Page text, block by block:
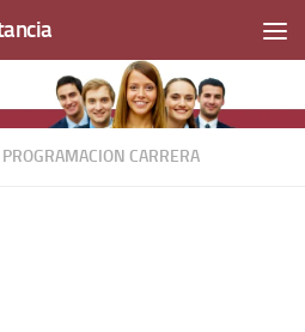
PROGRAMACION CARRERA